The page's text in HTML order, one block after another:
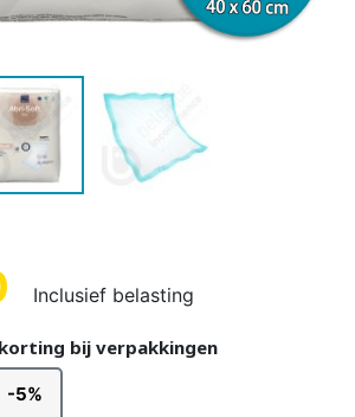
Inclusief belasting
bij verpakkingen
-5%